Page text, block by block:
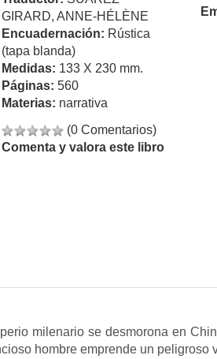
GIRARD, ANNE-HÉLÈNE
Encuadernación: Rústica
(tapa blanda)
Medidas: 133 X 230 mm.
Páginas: 560
Materias: narrativa
(0 Comentarios)
Comenta y valora este libro
milenario se desmorona en
hombre emprende un peligroso